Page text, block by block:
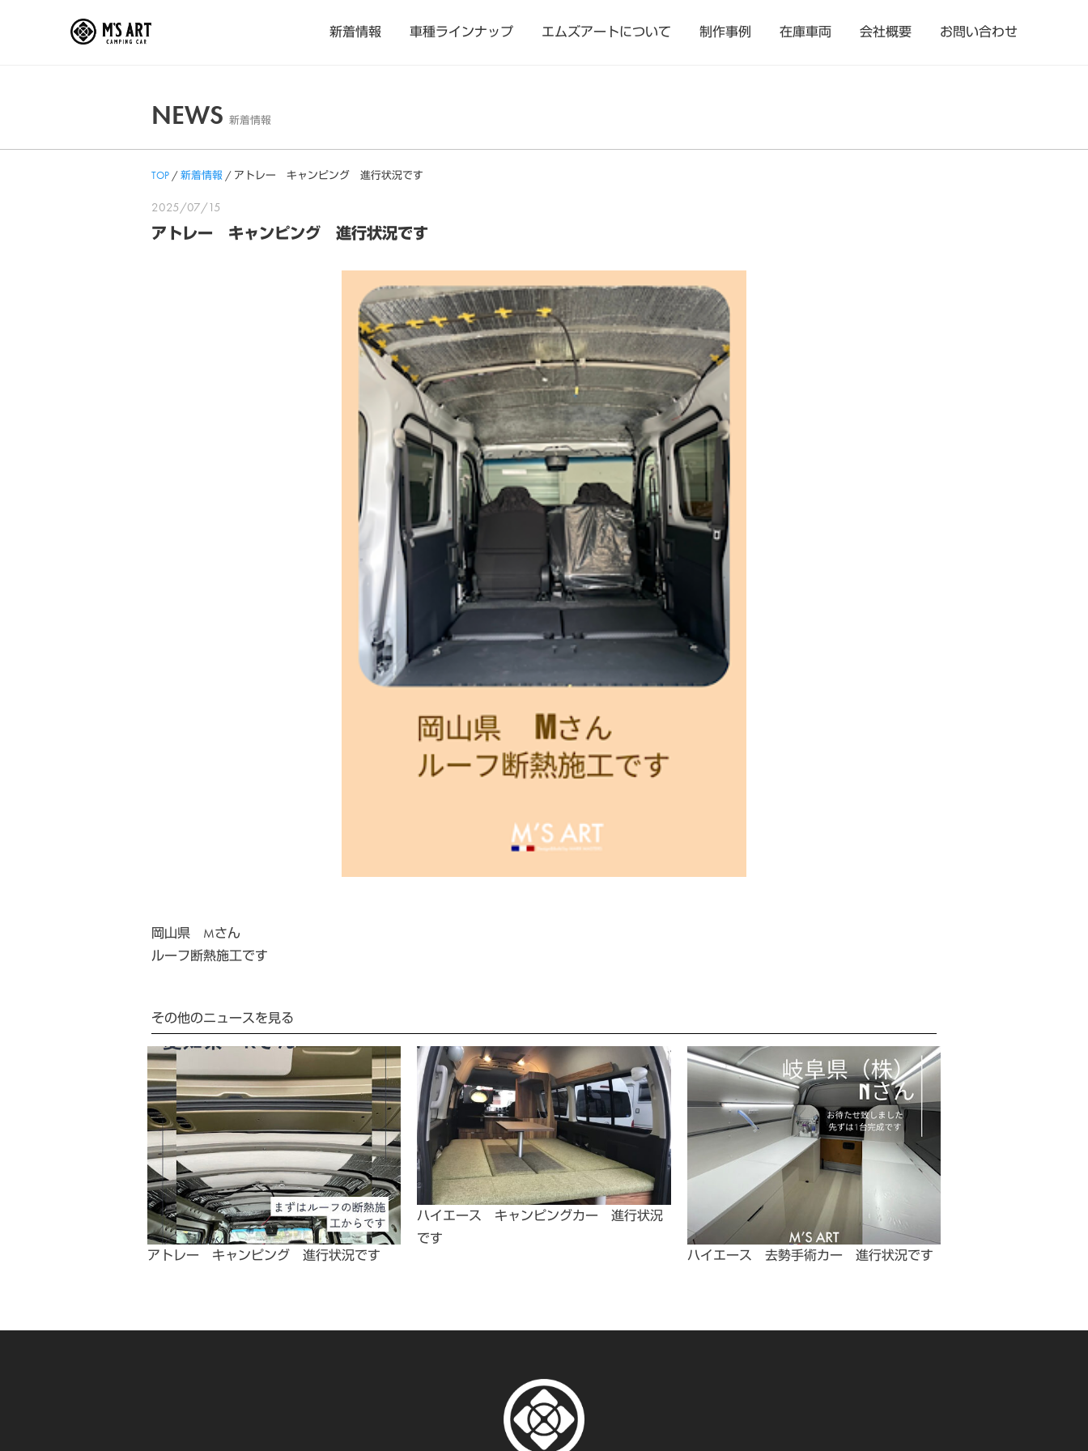
新着情報 車種ラインナップ エムズアートについて 制作事例 在庫車両 会社概要 お問い合わせ
NEWS 新着情報
TOP /新着情報 / アトレー キャンピング 進行状況です
2025/07/15
アトレー キャンピング 進行状況です
岡山県 Mさん
ルーフ断熱施工です
その他のニュースを見る
アトレー キャンピング 進行状況です
ハイエース キャンピングカー 進行状況
です
ハイエース 去勢手術カー 進行状況です